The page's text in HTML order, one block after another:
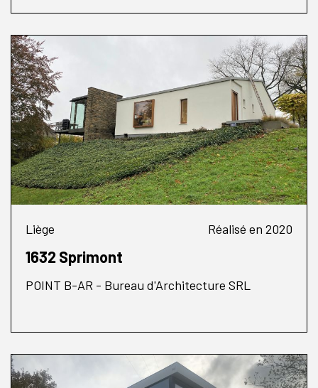
Liège Réalisé en 2020
1632 Sprimont
POINT B-AR - Bureau d'Architecture SRL